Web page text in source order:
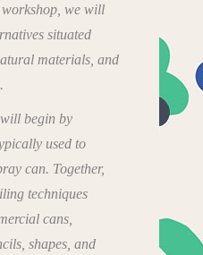
we will
situated
materials, and
begin by
used to
can. Together,
techniques
cans,
shapes, and